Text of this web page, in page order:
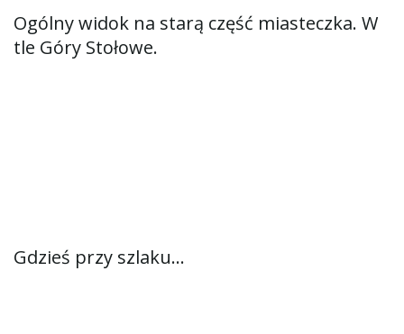
Ogólny widok na starą część miasteczka. W
tle Góry Stołowe.
Gdzieś przy szlaku…